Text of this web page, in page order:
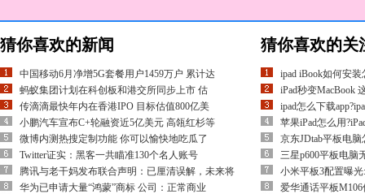
猜你喜欢的新闻
中国移动6月净增5G套餐用户1459万户 累计达
蚂蚁集团计划在科创板和港交所同步上市 估
传滴滴最快年内在香港IPO 目标估值800亿美
小鹏汽车宣布C+轮融资近5亿美元 高瓴红杉等
微博内测热搜定制功能 你可以愉快地吃瓜了
Twitter证实：黑客一共瞄准130个名人账号
腾讯与老干妈发布联合声明：已厘清误解，未来将
华为已申请大量“鸿蒙”商标 公司：正常商业
猜你喜欢的关
ipad iBook如何安
iPad秒变MacBook
ipad怎么下载
苹果iPad怎么用
京东JDtab平板电
三星p600平板电脑
小米平板3配置曝
爱华通话平板